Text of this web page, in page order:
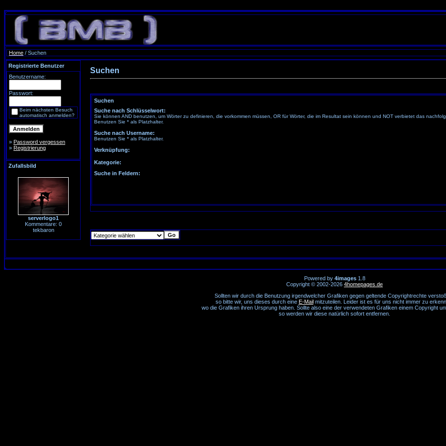
Home / Suchen
Registrierte Benutzer
Benutzername:
Passwort:
Beim nächsten Besuch
automatisch anmelden?
» Password vergessen
» Registrierung
Zufallsbild
serverlogo1
Kommentare: 0
tekbaron
Suchen
Suchen
Suche nach Schlüsselwort:
Sie können AND benutzen, um Wörter zu definieren, die vorkommen müssen, OR für Wörter, die im Resultat sein können und NOT verbietet das
Benutzen Sie * als Platzhalter.
Suche nach Username:
Benutzen Sie * als Platzhalter.
Verknüpfung:
Kategorie:
Suche in Feldern:
Powered by 4images1.8
Copyright © 2002-2026 4homepages.de
Sollten wir durch die Benutzung irgendwelcher Grafiken gegen geltende Copyrightrechte
so bitte wir, uns dieses durch eine E-Mailmitzuteilen. Leider ist es für uns nicht immer zu
wo die Grafiken ihren Ursprung haben. Sollte also eine der verwendeten Grafiken einem Copyright
so werden wir diese natürlich sofort entfernen.